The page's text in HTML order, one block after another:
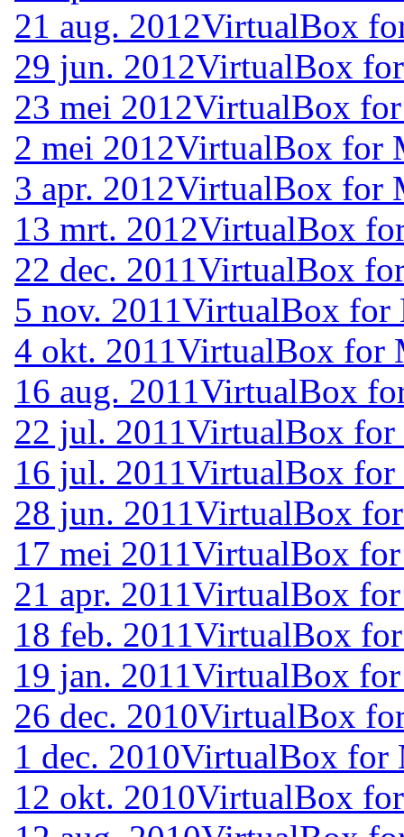
21 aug. 2012VirtualBox
29 jun. 2012VirtualBox
23 mei 2012VirtualBox
2 mei 2012VirtualBox for
3 apr. 2012VirtualBox for
13 mrt. 2012VirtualBox
22 dec. 2011VirtualBox
5 nov. 2011VirtualBox for
4 okt. 2011VirtualBox for
16 aug. 2011VirtualBox
22 jul. 2011VirtualBox for
16 jul. 2011VirtualBox for
28 jun. 2011VirtualBox
17 mei 2011VirtualBox
21 apr. 2011VirtualBox
18 feb. 2011VirtualBox
19 jan. 2011VirtualBox
26 dec. 2010VirtualBox
1 dec. 2010VirtualBox for
12 okt. 2010VirtualBox